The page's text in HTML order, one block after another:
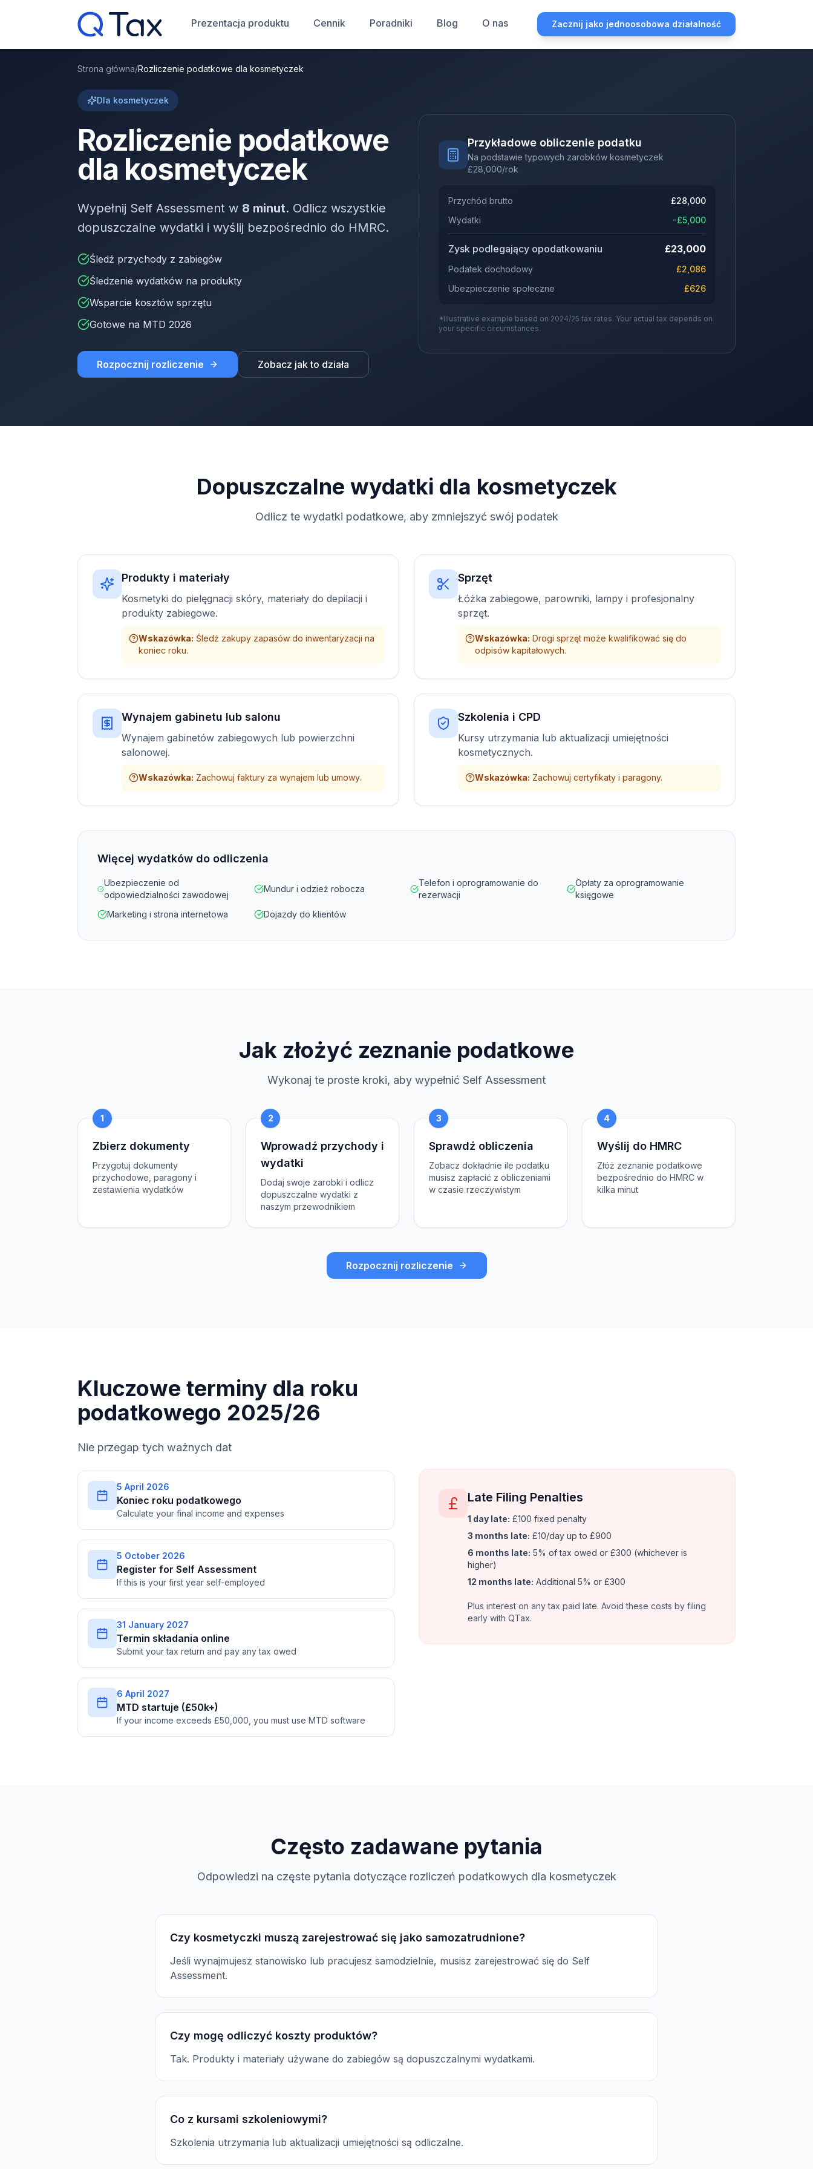
Prezentacja produktu Cennik Poradniki Blog O nas Zacznij jako jednoosobowa działalność
Strona główna/Rozliczenie podatkowe dla kosmetyczek
Dla kosmetyczek
Rozliczenie podatkowe
dla kosmetyczek
Wypełnij Self Assessment w 8 minut. Odlicz wszystkie
dopuszczalne wydatki i wyślij bezpośrednio do HMRC.
Śledź przychody z zabiegów
Śledzenie wydatków na produkty
Wsparcie kosztów sprzętu
Gotowe na MTD 2026
Rozpocznij rozliczenie Zobacz jak to działa
Przykładowe obliczenie podatku
Na podstawie typowych zarobków kosmetyczek
£28,000/rok
Przychód brutto £28,000
Wydatki
-£5,000
Zysk podlegający opodatkowaniu £23,000
Podatek dochodowy £2,086
Ubezpieczenie społeczne
£626
*Illustrative example based on 2024/25 tax rates. Your actual tax depends on
your specific circumstances.
Dopuszczalne wydatki dla kosmetyczek
Odlicz te wydatki podatkowe, aby zmniejszyć swój podatek
Produkty i materiały
Kosmetyki do pielęgnacji skóry, materiały do depilacji i
produkty zabiegowe.
Wskazówka: Śledź zakupy zapasów do inwentaryzacji na
koniec roku.
Sprzęt
Łóżka zabiegowe, parowniki, lampy i profesjonalny
sprzęt.
Wskazówka: Drogi sprzęt może kwalifikować się do
odpisów kapitałowych.
Wynajem gabinetu lub salonu
Wynajem gabinetów zabiegowych lub powierzchni
salonowej.
Wskazówka: Zachowuj faktury za wynajem lub umowy.
Szkolenia i CPD
Kursy utrzymania lub aktualizacji umiejętności
kosmetycznych.
Wskazówka: Zachowuj certyfikaty i paragony.
Więcej wydatków do odliczenia
Ubezpieczenie od
odpowiedzialności zawodowej
Mundur i odzież robocza
Telefon i oprogramowanie do
rezerwacji
Opłaty za oprogramowanie
księgowe
Marketing i strona internetowa
Dojazdy do klientów
Jak złożyć zeznanie podatkowe
Wykonaj te proste kroki, aby wypełnić Self Assessment
1
Zbierz dokumenty
Przygotuj dokumenty
przychodowe, paragony i
zestawienia wydatków
2
Wprowadź przychody i
wydatki
Dodaj swoje zarobki i odlicz
dopuszczalne wydatki z
naszym przewodnikiem
3
Sprawdź obliczenia
Zobacz dokładnie ile podatku
musisz zapłacić z obliczeniami
w czasie rzeczywistym
4
Wyślij do HMRC
Złóż zeznanie podatkowe
bezpośrednio do HMRC w
kilka minut
Rozpocznij rozliczenie
Kluczowe terminy dla roku
podatkowego 2025/26
Nie przegap tych ważnych dat
5 April 2026
Koniec roku podatkowego
Calculate your final income and expenses
5 October 2026
Register for Self Assessment
If this is your first year self-employed
31 January 2027
Termin składania online
Submit your tax return and pay any tax owed
6 April 2027
MTD startuje (£50k+)
If your income exceeds £50,000, you must use MTD software
Late Filing Penalties
1 day late: £100 fixed penalty
3 months late: £10/day up to £900
6 months late: 5% of tax owed or £300 (whichever is
higher)
12 months late: Additional 5% or £300
Plus interest on any tax paid late. Avoid these costs by filing
early with QTax.
Często zadawane pytania
Odpowiedzi na częste pytania dotyczące rozliczeń podatkowych dla kosmetyczek
Czy kosmetyczki muszą zarejestrować się jako samozatrudnione?
Jeśli wynajmujesz stanowisko lub pracujesz samodzielnie, musisz zarejestrować się do Self
Assessment.
Czy mogę odliczyć koszty produktów?
Tak. Produkty i materiały używane do zabiegów są dopuszczalnymi wydatkami.
Co z kursami szkoleniowymi?
Szkolenia utrzymania lub aktualizacji umiejętności są odliczalne.